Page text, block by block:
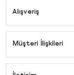
Alışveriş
Müşteri İlişkileri